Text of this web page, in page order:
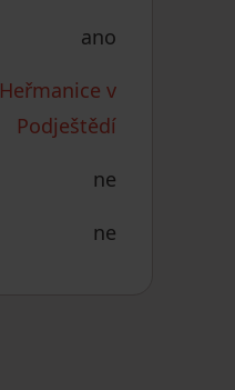
ano
Heřmanice v
Podještědí
ne
ne